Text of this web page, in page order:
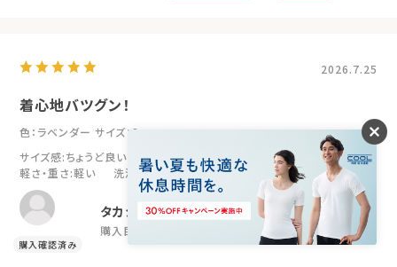
2026.7.25
着心地バツグン！
色：ラベンダー サイズ：S
サイズ感:ちょうど良い 伸縮性:あり 肌ざわり
:やわらかい
軽さ・重さ:軽い 洗濯時のシワ:普通
タカシ
購入目的: